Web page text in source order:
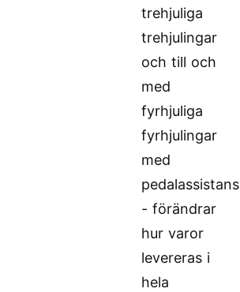
trehjuliga
trehjulingar
och till och
med
fyrhjuliga
fyrhjulingar
med
pedalassistans
- förändrar
hur varor
levereras i
hela